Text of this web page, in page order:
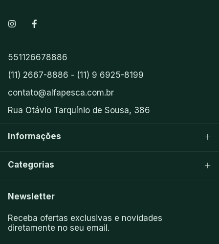
551126678886
(11) 2667-8886 - (11) 9 6925-8199
contato@alfapesca.com.br
Rua Otávio Tarquínio de Sousa, 386
Informações
Categorias
Newsletter
Receba ofertas exclusivas e novidades
diretamente no seu email.